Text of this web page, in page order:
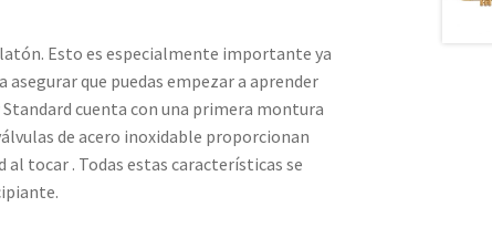
latón. Esto es especialmente importante ya
que puedas empezar a aprender
cuenta con una primera montura
de acero inoxidable proporcionan
al tocar . Todas estas características se